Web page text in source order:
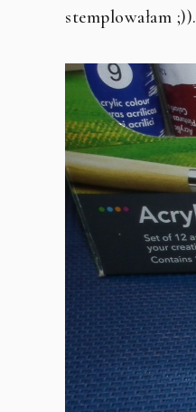
stemplowałam ;)).